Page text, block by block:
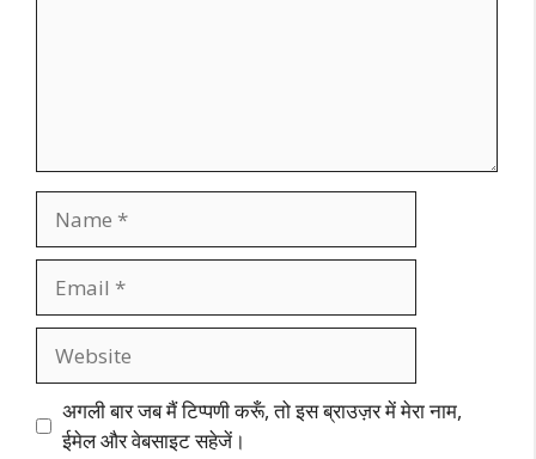
अगली बार जब मैं टिप्पणी करूँ, तो इस ब्राउज़र में मेरा नाम,
ईमेल और वेबसाइट सहेजें।